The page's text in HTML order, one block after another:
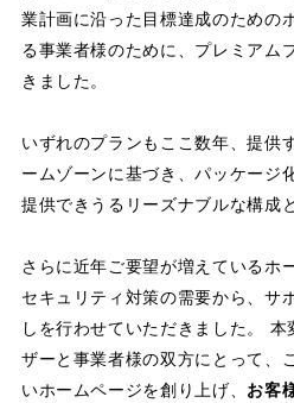
業計画に沿った目標達成のための
る事業者様のために、プレミアム
きました。
いずれのプランもここ数年、提供
ームゾーンに基づき、パッケージ
提供できうるリーズナブルな構成
さらに近年ご要望が増えているホ
セキュリティ対策の需要から、サ
しを行わせていただきました。
ザーと事業者様の双方にとって、
いホームページを創り上げ、 お客